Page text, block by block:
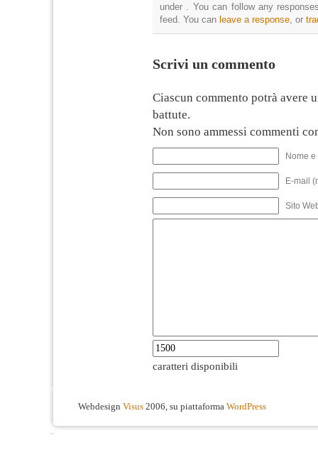
under . You can follow any
feed. You can leave a response, or
Scrivi un commento
Ciascun commento potrà avere
battute.
Non sono ammessi commenti
Nome
E-mail
Sito
caratteri disponibili
Webdesign Visus 2006, su piattaforma WordPress